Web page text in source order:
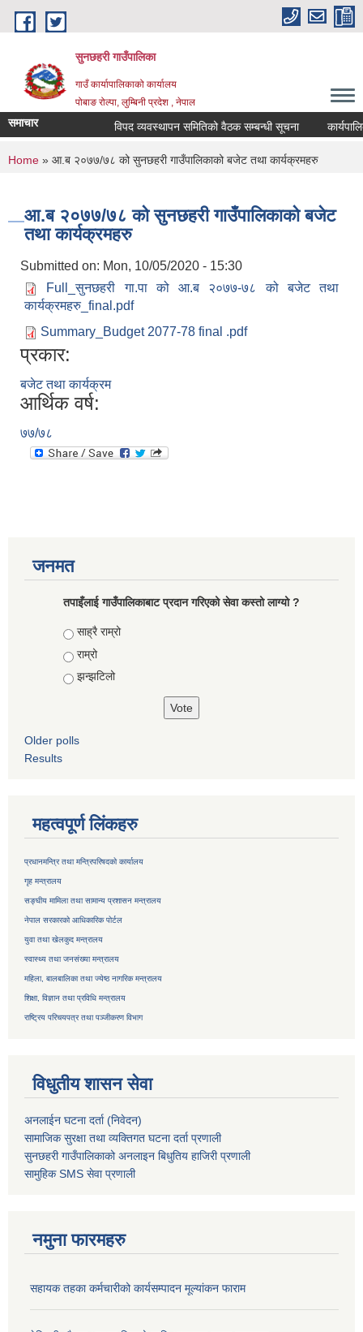
Skip to main content
सुनछहरी गाउँपालिका
गाउँ कार्यापालिकाको कार्यालय
पोबाङ रोल्पा, लुम्बिनी प्रदेश , नेपाल
समाचार विपद व्यवस्थापन समितिको वैठक सम्बन्धी सूचना
You are here
Home » आ.ब २०७७/७८ को सुनछहरी गाउँपालिकाको बजेट तथा कार्यक्रमहरु
आ.ब २०७७/७८ को सुनछहरी गाउँपालिकाको बजेट
तथा कार्यक्रमहरु
Submitted on: Mon, 10/05/2020 - 15:30
Full_सुनछहरी गा.पा को आ.ब २०७७-७८ को बजेट तथा
कार्यक्रमहरु_final.pdf
Summary_Budget 2077-78 final .pdf
प्रकार:
बजेट तथा कार्यक्रम
आर्थिक वर्ष:
७७/७८
जनमत
तपाइँलाई गाउँपालिकाबाट प्रदान गरिएको सेवा कस्तो लाग्यो ?
Choices
साह्रै राम्रो
राम्रो
झन्झटिलो
Older polls
Results
महत्वपूर्ण लिंकहरु
प्रधानमन्त्रि तथा मन्त्रिपरिषदको कार्यालय
गृह मन्त्रालय
सङ्घीय मामिला तथा सामान्य प्रशासन मन्त्रालय
नेपाल सरकारको आधिकारिक पोर्टल
युवा तथा खेलकुद मन्त्रालय
स्वास्थ्य तथा जनसंख्या मन्त्रालय
महिला, बालबालिका तथा ज्येष्ठ नागरिक मन्त्रालय
शिक्षा, विज्ञान तथा प्रविधि मन्त्रालय
राष्ट्रिय परिचयपत्र तथापञ्जीकरण विभाग
विधुतीय शासन सेवा
अनलाईन घटना दर्ता (निवेदन)
सामाजिक सुरक्षा तथा व्यक्तिगत घटना दर्ताप्रणाली
सुनछहरी गाउँपालिकाको अनलाइन बिधुतिय हाजिरी प्रणाली
सामुहिकSMS सेवाप्रणाली
नमुना फारमहरु
सहायक तहका कर्मचारीको कार्यसम्पादन मूल्यांकन फाराम